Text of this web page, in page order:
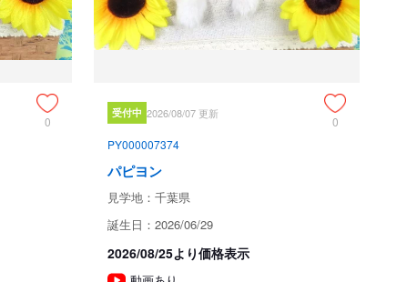
中はわんこたちのお食事とお部屋のお掃除など世話で手
ご見学は大歓迎です。
終息しておりませんので、対応にご理解とご協力のほどお
毒にご協力ください。
とはお控えいただいております。
項
の子犬の引き渡しは禁止されています。
0
受付中 2026/08/07 更新
0
PY000007374
パピヨン
見学地：千葉県
誕生日：2026/06/29
2026/08/25より価格表示